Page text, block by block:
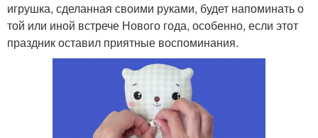
игрушка, сделанная своими руками, будет напоминать о
той или иной встрече Нового года, особенно, если этот
праздник оставил приятные воспоминания.